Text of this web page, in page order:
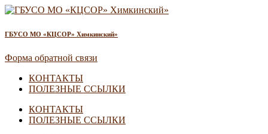
ГБУСО МО «КЦСОР» Химкинский»
Форма обратной связи
КОНТАКТЫ
ПОЛЕЗНЫЕ ССЫЛКИ
КОНТАКТЫ
ПОЛЕЗНЫЕ ССЫЛКИ